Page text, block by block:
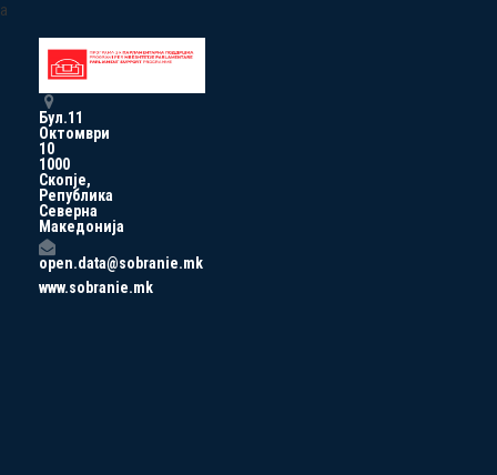
a
Бул.11
Октомври
10
1000
Скопје,
Република
Северна
Македонија
open.data@sobranie.mk
www.sobranie.mk